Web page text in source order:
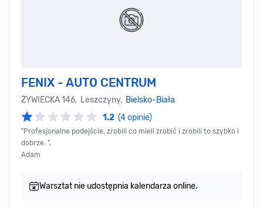
FENIX - AUTO CENTRUM
ŻYWIECKA 146, Leszczyny, Bielsko-Biała
1.2 (4 opinie)
"Profesjonalne podejście, zrobili co mieli zrobić i zrobili to szybko i
dobrze. ",
Adam
Warsztat nie udostępnia kalendarza online.